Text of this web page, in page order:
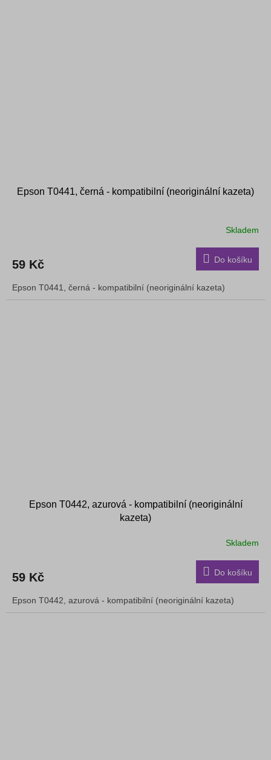
Epson T0441, černá - kompatibilní (neoriginální kazeta)
Skladem
59 Kč Do košíku
Epson T0441, černá - kompatibilní (neoriginální kazeta)
Epson T0442, azurová - kompatibilní (neoriginální
kazeta)
Skladem
59 Kč Do košíku
Epson T0442, azurová - kompatibilní (neoriginální kazeta)